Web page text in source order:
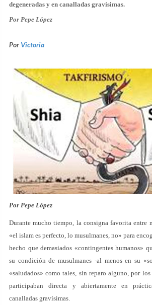
degeneradas y en canalladas gravísimas.
Por Pepe López
PorVictoria
Por Pepe López
Durante mucho tiempo, la consigna favorita entre
«el islam es perfecto, lo musulmanes, no» para
hecho que demasiados «contingentes humanos»
su condición de musulmanes -al menos en su
«saludados» como tales, sin reparo alguno, por
participaban directa y abiertamente en
canalladas gravísimas.